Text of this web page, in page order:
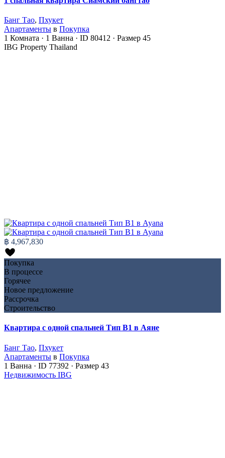
Банг Тао, Пхукет
Апартаменты в Покупка
1 Комната · 1 Ванна · ID 80412 · Размер 45
IBG Property Thailand
฿ 4,967,830
Покупка
В процессе
Горячее
Новое предложение
Рассрочка
Строительство
Квартира с одной спальней Тип B1 в Аяне
Банг Тао, Пхукет
Апартаменты в Покупка
1 Ванна · ID 77392 · Размер 43
Недвижимость IBG